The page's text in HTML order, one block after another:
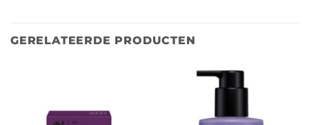
GERELATEERDE PRODUCTEN